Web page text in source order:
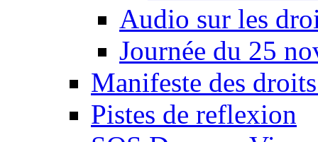
Audio sur les
Journée du 25
Manifeste des
Pistes de reflexion